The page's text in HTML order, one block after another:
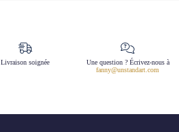
Livraison soignée
Une question ? Écrivez-nous à
fanny@unstandart.com